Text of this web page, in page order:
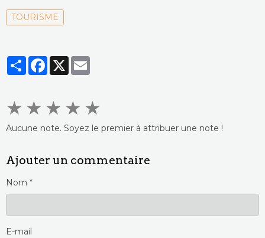
TOURISME
PartagerFacebook
X
★ ★ ★ ★ ★
Aucune note. Soyez le premier à attribuer une note !
Ajouter un commentaire
Nom
E-mail